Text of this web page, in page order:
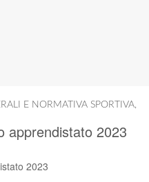
E NORMATIVA SPORTIVA,
apprendistato 2023
2023